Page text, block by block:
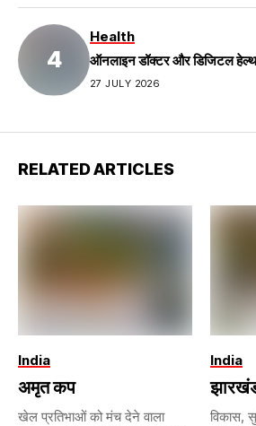
Health
ऑनलाइन डॉक्टर और डिजिटल हेल्थ
27 JULY 2026
RELATED ARTICLES
India
अमृत कप
खेल प्रतिभाओं को मंच देने वाला
India
विकास,